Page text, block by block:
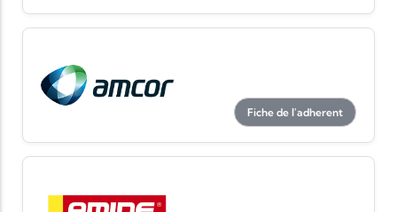
Fiche de l'adherent